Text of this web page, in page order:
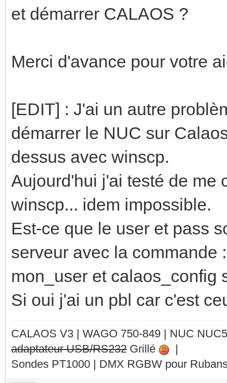
et démarrer CALAOS ?
Merci d'avance pour votre
[EDIT] : J'ai un autre
démarrer le NUC sur
dessus avec winscp.
Aujourd'hui j'ai testé de me
winscp... idem impossible.
Est-ce que le user et pass
serveur avec la commande
mon_user et calaos_config
Si oui j'ai un pbl car c'est
CALAOS V3 | WAGO 750-849 | NUC
adaptateur USB/RS232 Grillé
|
Sondes PT1000 | DMX RGBW pour